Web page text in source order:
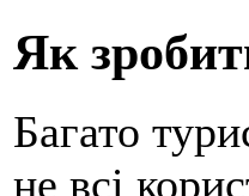
Як
Багато
не всі